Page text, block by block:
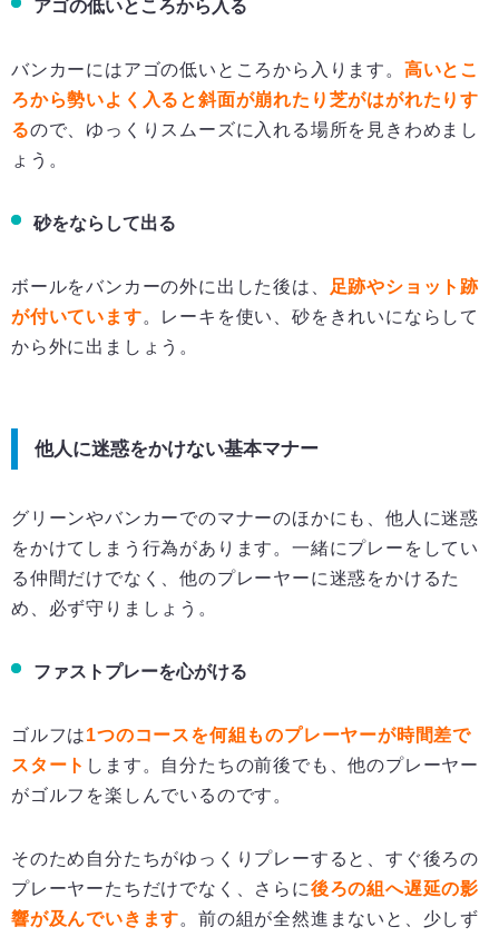
アゴの低いところから入る
バンカーにはアゴの低いところから入ります。 高いとこ
ろから勢いよく入ると斜面が崩れたり芝がはがれたりす
るので、ゆっくりスムーズに入れる場所を見きわめまし
ょう。
砂をならして出る
ボールをバンカーの外に出した後は、
足跡やショット跡
が付いています。レーキを使い、砂をきれいにならして
から外に出ましょう。
他人に迷惑をかけない基本マナー
グリーンやバンカーでのマナーのほかにも、他人に迷惑
をかけてしまう行為があります。一緒にプレーをしてい
る仲間だけでなく、他のプレーヤーに迷惑をかけるた
め、必ず守りましょう。
ファストプレーを心がける
ゴルフは1つのコースを何組ものプレーヤーが時間差で
スタート します。自分たちの前後でも、他のプレーヤー
がゴルフを楽しんでいるのです。
そのため自分たちがゆっくりプレーすると、すぐ後ろの
プレーヤーたちだけでなく、さらに後ろの組へ遅延の影
響が及んでいきます。前の組が全然進まないと、少しず